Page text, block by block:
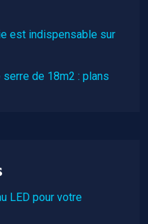
est indispensable sur
serre de 18m2 : plans
LED pour votre